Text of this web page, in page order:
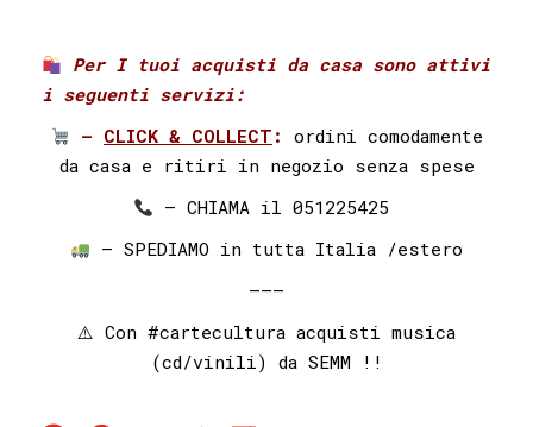
Per I tuoi acquisti da casa sono attivi
i seguenti servizi:⁣ ⁣
– CLICK & COLLECT :ordini comodamente
da casa e ritiri in negozio senza spese
– CHIAMA il 051225425⁣⁣ ⁣⁣
– SPEDIAMO in tutta Italia /estero
———
⚠️ Con #cartecultura acquisti musica
(cd/vinili) da SEMM !!